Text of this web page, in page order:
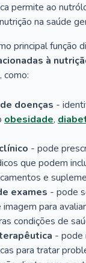
permite ao
na saúde
principal função
à
como:
doenças -
obesidade,
- pode
que podem
e
exames - pode
para
condições de
- pode
para tratar